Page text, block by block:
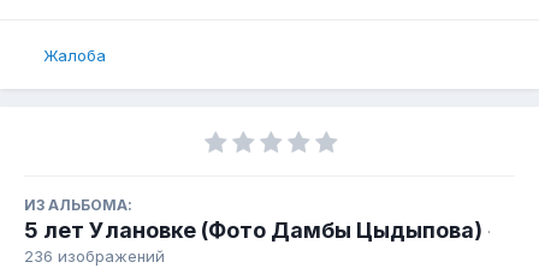
Жалоба
ИЗ АЛЬБОМА:
5 лет Улановке (Фото Дамбы Цыдыпова) ·
236 изображений